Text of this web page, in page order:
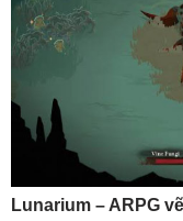
Lunarium – ARPG